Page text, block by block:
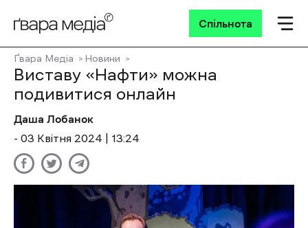
Спільнота
Ґвара Медіа Новини
Виставу «Нафти» можна
подивитися онлайн
Даша Лобанок
- 03 Квітня 2024 | 13:24